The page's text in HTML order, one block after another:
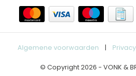
Algemene voorwaarden |
© Copyright 2026 - VONK &